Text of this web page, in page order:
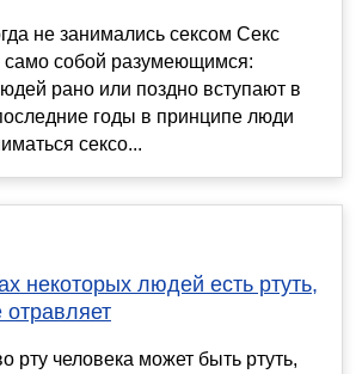
не занимались сексом Секс
само собой разумеющимся:
рано или поздно вступают в
годы в принципе люди
сексо...
некоторых людей есть ртуть,
отравляет
рту человека может быть ртуть,